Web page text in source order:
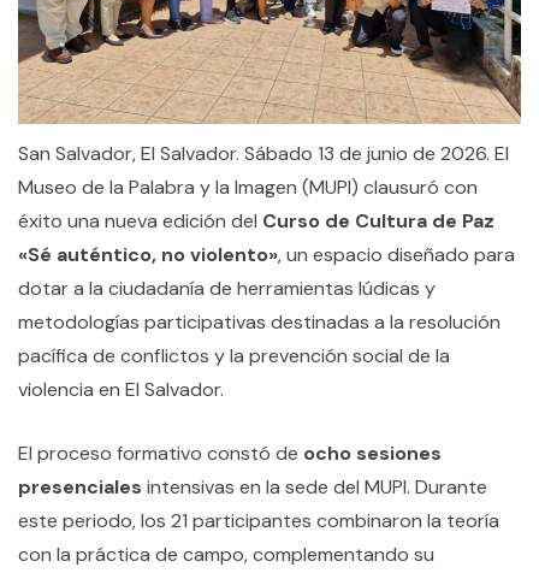
San Salvador, El Salvador. Sábado 13 de junio de 2026. El
Museo de la Palabra y la Imagen (MUPI) clausuró con
éxito una nueva edición del Curso de Cultura de Paz
«Sé auténtico, no violento», un espacio diseñado para
dotar a la ciudadanía de herramientas lúdicas y
metodologías participativas destinadas a la resolución
pacífica de conflictos y la prevención social de la
violencia en El Salvador.
El proceso formativo constó de ocho sesiones
presenciales intensivas en la sede del MUPI. Durante
este periodo, los 21 participantes combinaron la teoría
con la práctica de campo, complementando su